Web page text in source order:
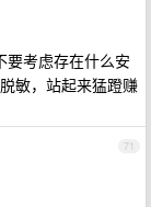
要考虑存在什么安
敏，站起来猛蹬赚
71